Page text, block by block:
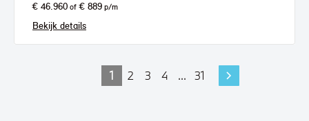
€ 46.960 of € 889 p/m
Bekijk details
1 2 3 4 ... 31